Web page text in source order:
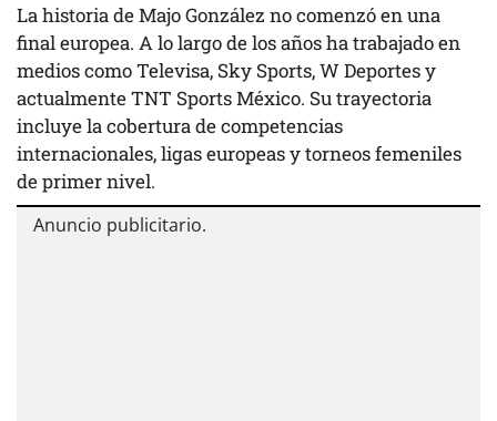
La historia de Majo González no comenzó en una
final europea. A lo largo de los años ha trabajado en
medios como Televisa, Sky Sports, W Deportes y
actualmente TNT Sports México. Su trayectoria
incluye la cobertura de competencias
internacionales, ligas europeas y torneos femeniles
de primer nivel.